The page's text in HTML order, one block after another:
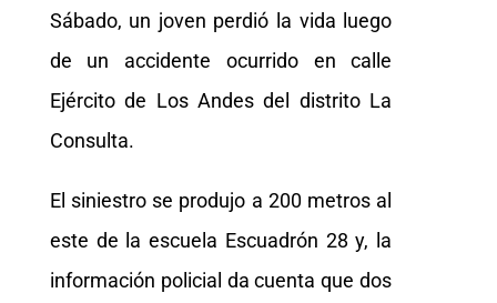
Sábado, un joven perdió la vida luego
de un accidente ocurrido en calle
Ejército de Los Andes del distrito La
Consulta.
El siniestro se produjo a 200 metros al
este de la escuela Escuadrón 28 y, la
información policial da cuenta que dos